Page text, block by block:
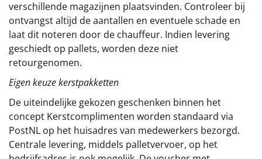
verschillende magazijnen plaatsvinden. Controleer bij
ontvangst altijd de aantallen en eventuele schade en
laat dit noteren door de chauffeur. Indien levering
geschiedt op pallets, worden deze niet
retourgenomen.
Eigen keuze kerstpakketten
De uiteindelijke gekozen geschenken binnen het
concept Kerstcomplimenten worden standaard via
PostNL op het huisadres van medewerkers bezorgd.
Centrale levering, middels palletvervoer, op het